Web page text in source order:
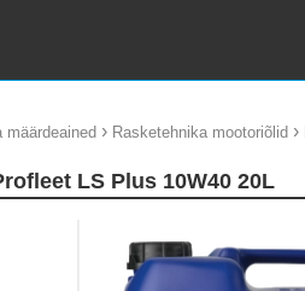
määrdeained › Rasketehnika mootoriõlid ›
LS Plus 10W40 20L